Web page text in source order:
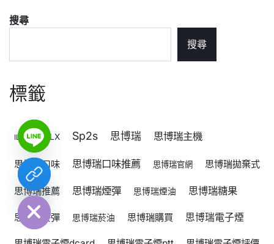
搜尋
搜尋
標籤
ILIA RELX Sp2s 思博瑞 思博瑞主機
思博瑞口味 思博瑞口味推薦 思博瑞官網 思博瑞拋棄式
思博瑞推薦 思博瑞煙彈 思博瑞煙油 思博瑞糖果
思博瑞菸彈 思博瑞菸油 思博瑞購買 思博瑞電子煙
Hide
chaty